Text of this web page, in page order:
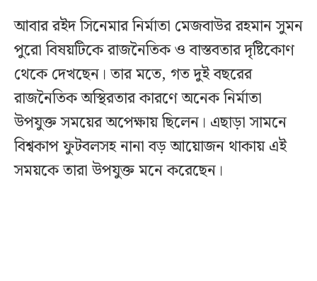
আবার রইদ সিনেমার নির্মাতা মেজবাউর রহমান সুমন
পুরো বিষয়টিকে রাজনৈতিক ও বাস্তবতার দৃষ্টিকোণ
থেকে দেখছেন। তার মতে, গত দুই বছরের
রাজনৈতিক অস্থিরতার কারণে অনেক নির্মাতা
উপযুক্ত সময়ের অপেক্ষায় ছিলেন। এছাড়া সামনে
বিশ্বকাপ ফুটবলসহ নানা বড় আয়োজন থাকায় এই
সময়কে তারা উপযুক্ত মনে করেছেন।